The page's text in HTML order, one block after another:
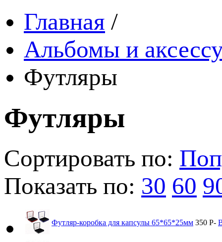
Главная /
Альбомы и
Футляры
Футляры
Сортировать по:
Показать по: 30 60
Футляр-коробка для капсулы 65*65*25мм 350 Р-